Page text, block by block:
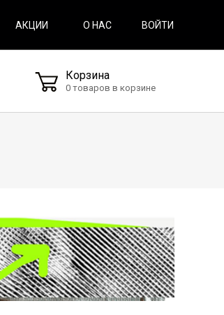
АКЦИИ О НАС ВОЙТИ
Корзина
0 товаров в корзине